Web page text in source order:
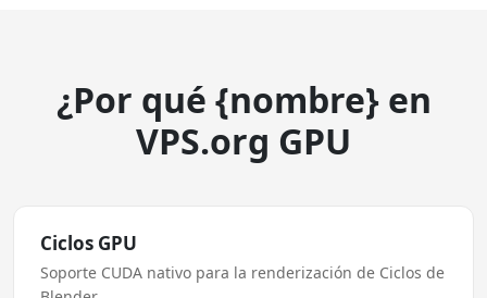
¿Por qué {nombre} en
VPS.org GPU
Ciclos GPU
Soporte CUDA nativo para la renderización de Ciclos de